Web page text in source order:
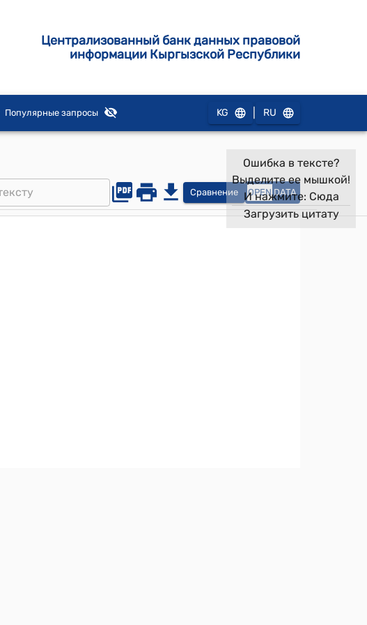
Централизованный банк данных правовой
информации Кыргызской Республики
Популярные запросы KG RU
Сравнение OPEN DATA
Ошибка в тексте?
Выделите ее мышкой!
И нажмите: Сюда
Загрузить цитату